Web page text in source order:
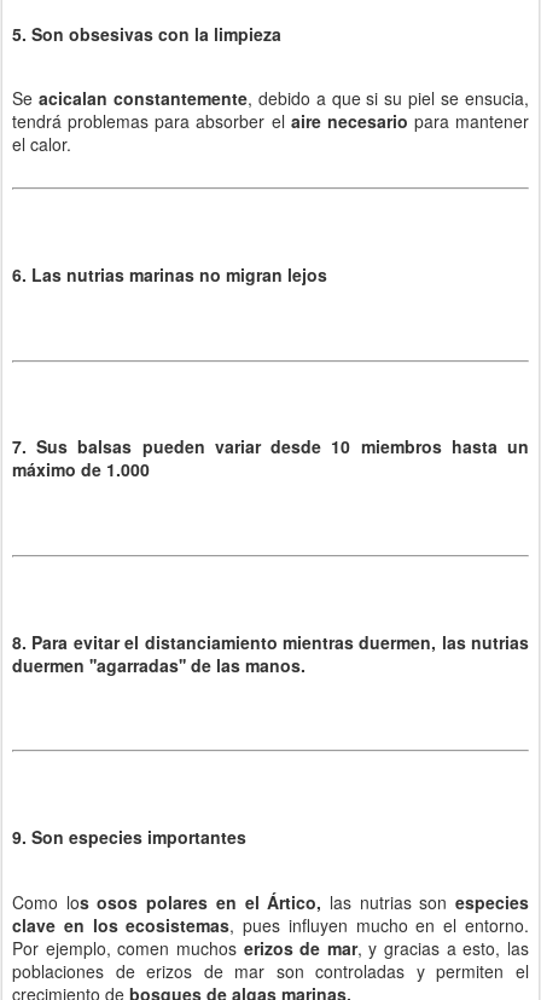
5. Son obsesivas con la limpieza
Se acicalan constantemente, debido a que si su piel se ensucia,
tendrá problemas para absorber el aire necesario para mantener
el calor.
6. Las nutrias marinas no migran lejos
7. Sus balsas pueden variar desde 10 miembros hasta un
máximo de 1.000
8. Para evitar el distanciamiento mientras duermen, las nutrias
duermen ''agarradas'' de las manos.
9. Son especies importantes
Como los osos polares en el Ártico, las nutrias sonespecies
clave en los ecosistemas, pues influyen mucho en el entorno.
Por ejemplo, comen muchos erizos de mar, y gracias a esto, las
poblaciones de erizos de mar son controladas y permiten el
crecimiento de bosques de algas marinas.